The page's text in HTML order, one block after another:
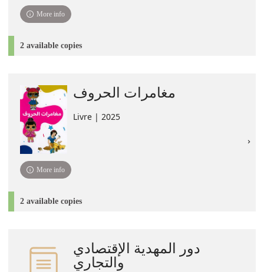
More info
2 available copies
مغامرات الحروف
Livre | 2025
More info
2 available copies
دور المهدية الإقتصادي
والتجاري